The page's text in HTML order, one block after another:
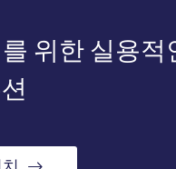
위한 실용적